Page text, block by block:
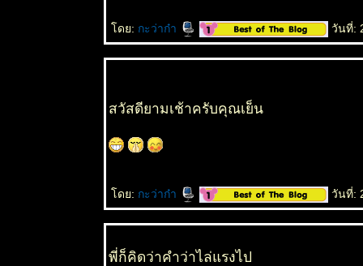
ดย: กะว่าก๋า วันที่:
สวัสดียามเช้าครับคุณเย็น
ดย: กะว่าก๋า วันที่:
พี่ก็คิดว่าคำว่าไล่แรงไป